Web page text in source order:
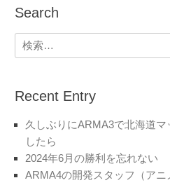
Search
検
索:
Recent Entry
久しぶりにARMA3で北海道マ
したら
2024年6月の勝利を忘れない
ARMA4の開発スタッフ（アニ